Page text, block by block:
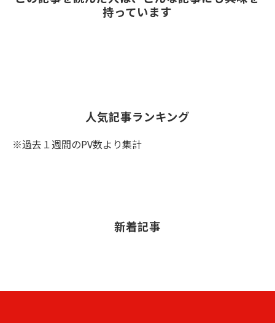
持っています
人気記事ランキング
※過去１週間のPV数より集計
新着記事